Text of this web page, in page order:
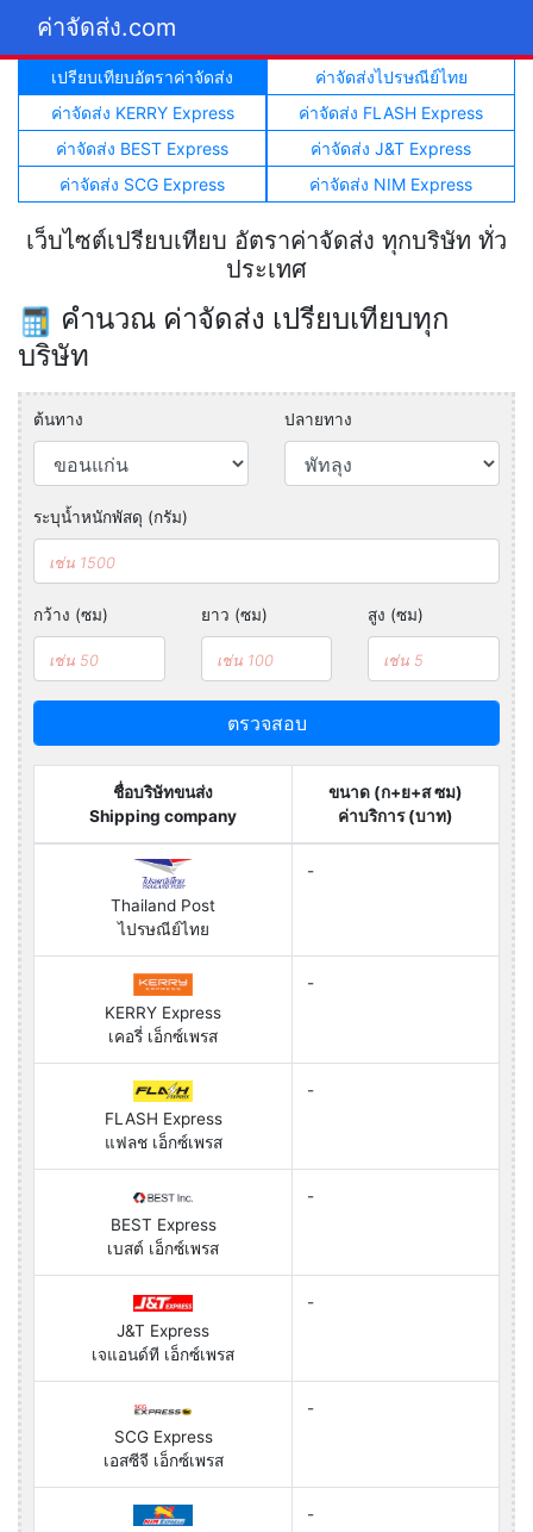
ค่าจัดส่ง.com
เปรียบเทียบอัตราค่าจัดส่ง
ค่าจัดส่งไปรษณีย์ไทย
ค่าจัดส่ง KERRY Express
ค่าจัดส่ง FLASH Express
ค่าจัดส่ง BEST Express
ค่าจัดส่ง J&T Express
ค่าจัดส่ง SCG Express
ค่าจัดส่ง NIM Express
เว็บไซต์เปรียบเทียบ อัตราค่าจัดส่ง ทุกบริษัท ทั่ว
ประเทศ
คำนวณ ค่าจัดส่ง เปรียบเทียบทุก
บริษัท
ต้นทาง ปลายทาง
ระบุน้ำหนักพัสดุ (กรัม)
กว้าง (ซม) ยาว (ซม) สูง (ซม)
ตรวจสอบ
ชื่อบริษัทขนส่ง
Shipping company
ขนาด (ก+ย+ส ซม)
ค่าบริการ (บาท)
Thailand Post
ไปรษณีย์ไทย
-
KERRY Express
เคอรี่ เอ็กซ์เพรส
-
FLASH Express
แฟลช เอ็กซ์เพรส
-
BEST Express
เบสต์ เอ็กซ์เพรส
-
J&T Express
เจแอนด์ที เอ็กซ์เพรส
-
SCG Express
เอสซีจี เอ็กซ์เพรส
-
-